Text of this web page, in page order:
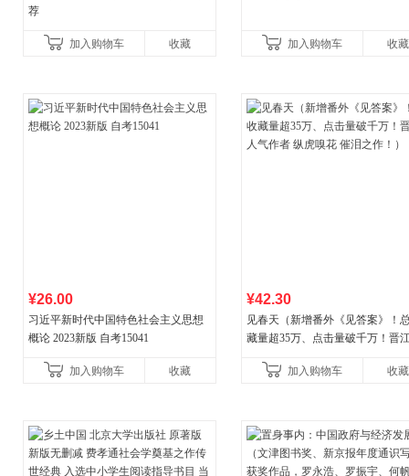
荐
加入购物车 收藏 加入购物车 收藏
¥26.00
习近平新时代中国特色社会主义思想
概论 2023新版 自考15041
加入购物车 收藏
¥42.30
见春天（新增番外《见答案》！
藏量超35万、点击量破千万！晋
加入购物车
收藏